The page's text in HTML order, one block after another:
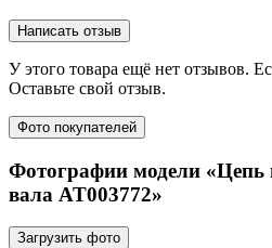
Написать отзыв
У этого товара ещё нет отзывов.
Оставьте свой отзыв.
Фото покупателей
Фотографии модели «Цепь
вала AT003772»
Загрузить фото